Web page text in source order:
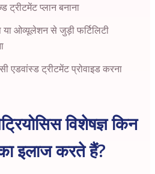
ट्रीटमेंट प्लान बनाना
या ओव्यूलेशन से जुड़ी फर्टिलिटी
एडवांस्ड ट्रीटमेंट प्रोवाइड करना
विशेषज्ञ किन
इलाज करते हैं?